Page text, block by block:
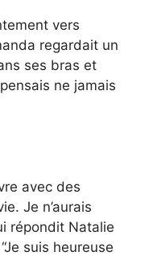
vers
regardait un
ses bras et
ne jamais
avec des
Je n’aurais
répondit Natalie
suis heureuse